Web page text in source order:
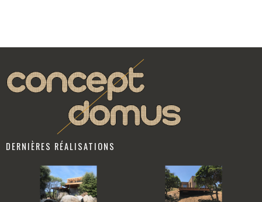
DERNIÈRES RÉALISATIONS